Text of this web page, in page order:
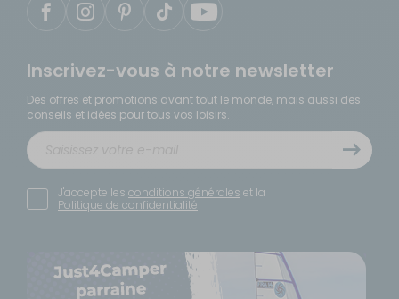
Inscrivez-vous à notre newsletter
Des offres et promotions avant tout le monde, mais aussi des
conseils et idées pour tous vos loisirs.
J'accepte les conditions générales et la
Politique de confidentialité